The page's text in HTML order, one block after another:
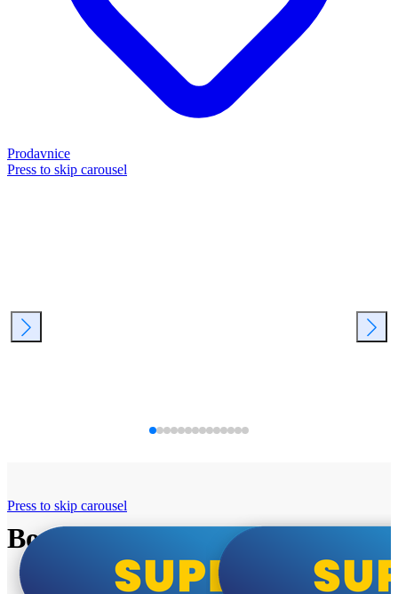
Prodavnice
Press to skip carousel
Bosch super cene
Press to skip carousel